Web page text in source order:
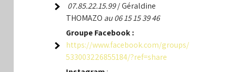
07.85.22.15.99/ Géraldine
THOMAZO au 06 15 15 39 46
GroupeFacebook :
https://www.facebook.com/groups/
533003226855184/?ref=share